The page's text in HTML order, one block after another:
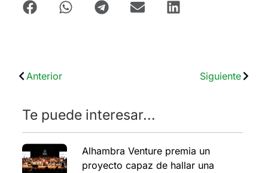
Anterior Siguiente
Te puede interesar...
Alhambra Venture premia un
proyecto capaz de hallar una